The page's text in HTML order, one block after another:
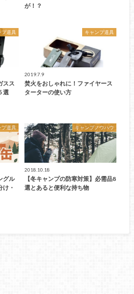
が！？
プ道具
スス
選
キャンプ道具
2019.7.9
焚火をおしゃれに！ファイヤース
ターターの使い方
プ道具
グル
・
キャンプノウハウ
2018.10.18
【冬キャンプの防寒対策】必需品8
選とあると便利な持ち物